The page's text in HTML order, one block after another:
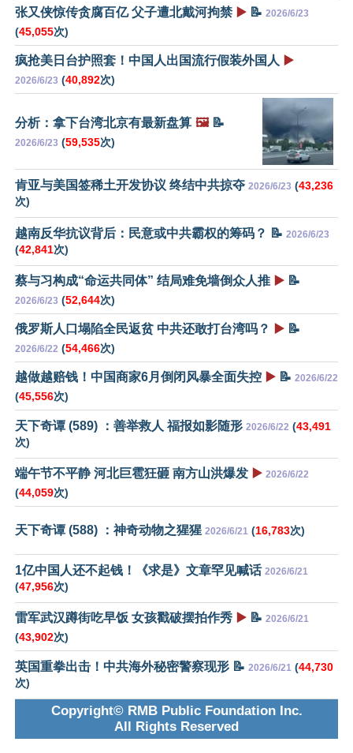
张又侠惊传贪腐百亿 父子遭北戴河拘禁 ▶️ 📝 2026/6/23
(45,055次)
疯抢美日台护照套！中国人出国流行假装外国人 ▶️
2026/6/23 (40,892次)
分析：拿下台湾北京有最新盘算 🖼️📝
2026/6/23 (59,535次)
肯亚与美国签稀土开发协议 终结中共掠夺 2026/6/23 (43,236
次)
越南反华抗议背后：民意或中共霸权的筹码？ 📝 2026/6/23
(42,841次)
蔡与习构成“命运共同体” 结局难免墙倒众人推 ▶️ 📝
2026/6/23 (52,644次)
俄罗斯人口塌陷全民返贫 中共还敢打台湾吗？ ▶️ 📝
2026/6/22 (54,466次)
越做越赔钱！中国商家6月倒闭风暴全面失控 ▶️ 📝 2026/6/22
(45,556次)
天下奇谭 (589) ：善举救人 福报如影随形 2026/6/22 (43,491
次)
端午节不平静 河北巨雹狂砸 南方山洪爆发 ▶️ 2026/6/22
(44,059次)
天下奇谭 (588) ：神奇动物之猩猩 2026/6/21 (16,783次)
1亿中国人还不起钱！《求是》文章罕见喊话 2026/6/21
(47,956次)
雷军武汉蹲街吃早饭 女孩戳破摆拍作秀 ▶️ 📝 2026/6/21
(43,902次)
英国重拳出击！中共海外秘密警察现形 📝 2026/6/21 (44,730
次)
Copyright© RMB Public Foundation Inc.
All Rights Reserved